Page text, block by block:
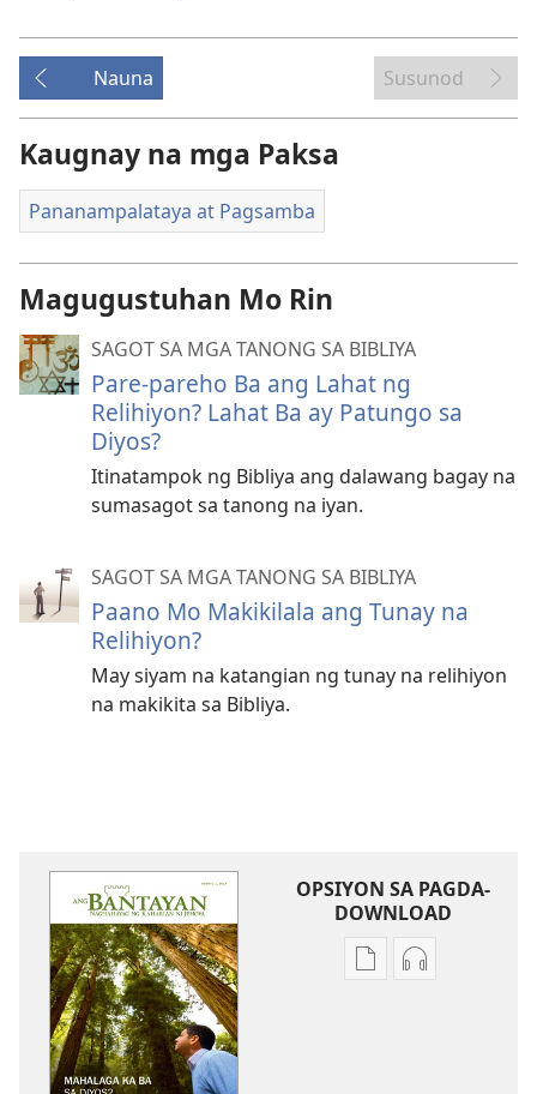
Nauna Susunod
Kaugnay na mga Paksa
Pananampalataya at Pagsamba
Magugustuhan Mo Rin
SAGOT SA MGA TANONG SA BIBLIYA
Pare-pareho Ba ang Lahat ng
Relihiyon? Lahat Ba ay Patungo sa
Diyos?
Itinatampok ng Bibliya ang dalawang bagay na
sumasagot sa tanong na iyan.
SAGOT SA MGA TANONG SA BIBLIYA
Paano Mo Makikilala ang Tunay na
Relihiyon?
May siyam na katangian ng tunay na relihiyon
na makikita sa Bibliya.
OPSIYON SA PAGDA-
DOWNLOAD
OpsiyonOpsiyon